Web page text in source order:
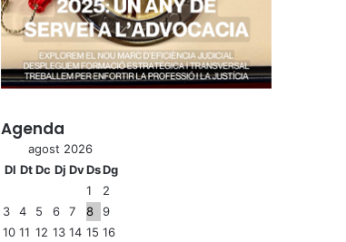
Agenda
agost 2026
Dl Dt Dc Dj DvDsDg
1
2
3
4 5 6 7 8
9
10 11 12 13 14 15 16